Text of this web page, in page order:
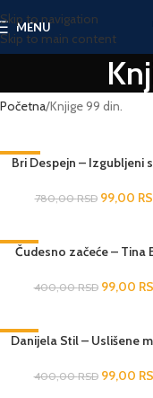
Skip to navigation
Skip to main content
MENU
Početna Knjige 99 din.
-87%
Bri Despejn – Izgubljeni
780,00RSD 99,00
-75%
Čudesno začeće – Tina
400,00RSD 99,00
-75%
Danijela Stil – Uslišene
400,00RSD 99,00